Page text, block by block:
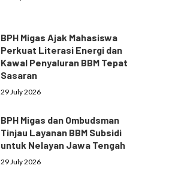
BPH Migas Ajak Mahasiswa
Perkuat Literasi Energi dan
Kawal Penyaluran BBM Tepat
Sasaran
29 July 2026
BPH Migas dan Ombudsman
Tinjau Layanan BBM Subsidi
untuk Nelayan Jawa Tengah
29 July 2026